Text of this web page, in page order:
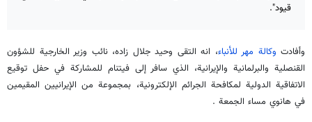
قيود".
وأفادت وكالة مهر للأنباء، انه التقى وحيد جلال زاده، نائب وزير الخارجية للشؤون
القنصلية والبرلمانية والإيرانية، الذي سافر إلى فيتنام للمشاركة في حفل توقيع
الاتفاقية الدولية لمكافحة الجرائم الإلكترونية، بمجموعة من الإيرانيين المقيمين
في هانوي مساء الجمعة .